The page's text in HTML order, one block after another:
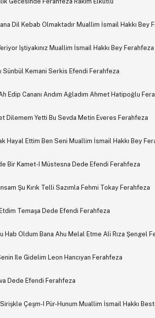
Dil Kebab Olmaktadır Muallim İsmail Hakkı Bey
Iştiyakınız Muallim İsmail Hakkı Bey Ferahfeza
Sünbül Kemani Serkis Efendi Ferahfeza
Edip Cananı Andım Ağladım Ahmet Hatipoğlu
Dilemem Yetti Bu Sevda Metin Everes Ferahfeza
Hayal Ettim Ben Seni Muallim İsmail Hakkı Bey
Bir Kamet-I Müstesna Dede Efendi Ferahfeza
Şu Kırık Telli Sazımla Fehmi Tokay Ferahfeza
Temaşa Dede Efendi Ferahfeza
Hab Oldum Bana Ahu Melal Etme Ali Rıza Şengel
Ile Gidelim Leon Hancıyan Ferahfeza
Dede Efendi Ferahfeza
Çeşm-I Pür-Hunum Muallim İsmail Hakkı